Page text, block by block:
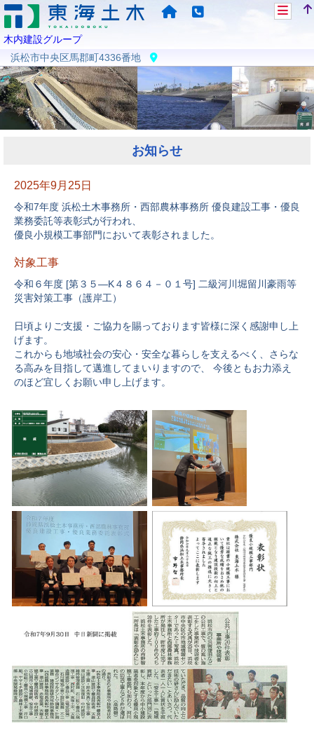
木内建設グループ
浜松市中央区馬郡町4336番地
お知らせ
2025年9月25日
令和7年度 浜松土木事務所・西部農林事務所 優良建設工事・優良
業務委託等表彰式が行われ、
優良小規模工事部門において表彰されました。
対象工事
令和６年度 [第３５―K４８６４－０１号] 二級河川堀留川豪雨等
災害対策工事（護岸工）
日頃よりご支援・ご協力を賜っております皆様に深く感謝申し上
げます。
これからも地域社会の安心・安全な暮らしを支えるべく、さらな
る高みを目指して邁進してまいりますので、 今後ともお力添え
のほど宜しくお願い申し上げます。